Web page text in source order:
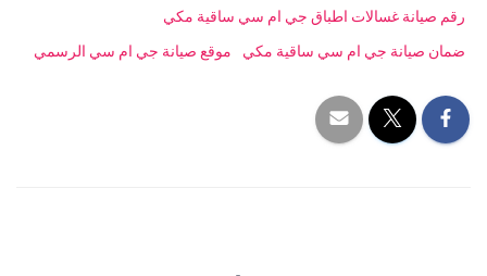
رقم صيانة غسالات اطباق جي ام سي ساقية مكي
ضمان صيانة جي ام سي ساقية مكي
موقع صيانة جي ام سي الرسمي